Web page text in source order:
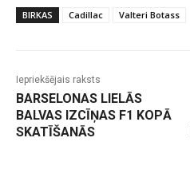
BIRKAS Cadillac Valteri Botass
Iepriekšējais raksts
BARSELONAS LIELĀS
BALVAS IZCĪŅAS F1 KOPĀ
SKATĪŠANĀS